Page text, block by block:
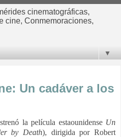
cinematográficas,
cine, Conmemoraciones,
▼
Un cadáver a los
la película estaounidense Un
by Death), dirigida por Robert